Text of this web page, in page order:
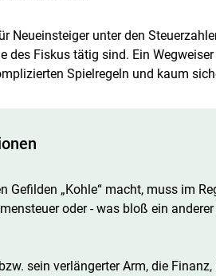
Neueinsteiger unter den
des Fiskus tätig sind. Ein
Spielregeln und kaum
Gefilden „Kohle“ macht, muss im
oder - was bloß ein
sein verlängerter Arm, die